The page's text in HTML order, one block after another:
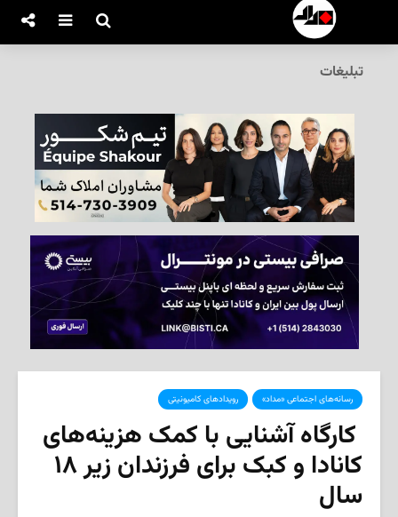
تبلیغات
رسانه‌های اجتماعی «مداد» رویدادهای کامیونیتی
کارگاه آشنایی با کمک هزینه‌های
کانادا و کبک برای فرزندان زیر ۱۸
سال